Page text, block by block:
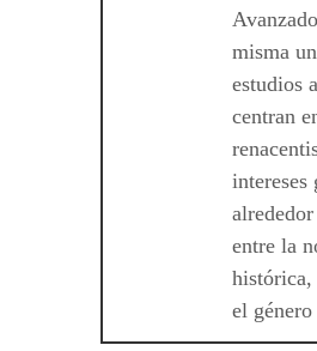
misma
estudios
centran
intereses
entre la
el